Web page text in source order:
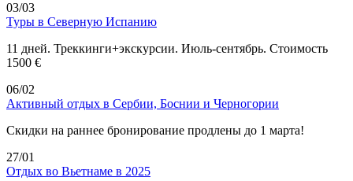
03/03
Туры в Северную Испанию
11 дней. Треккинги+экскурсии. Июль-сентябрь. Стоимость
1500 €
06/02
Активный отдых в Сербии, Боснии и Черногории
Скидки на раннее бронирование продлены до 1 марта!
27/01
Отдых во Вьетнаме в 2025